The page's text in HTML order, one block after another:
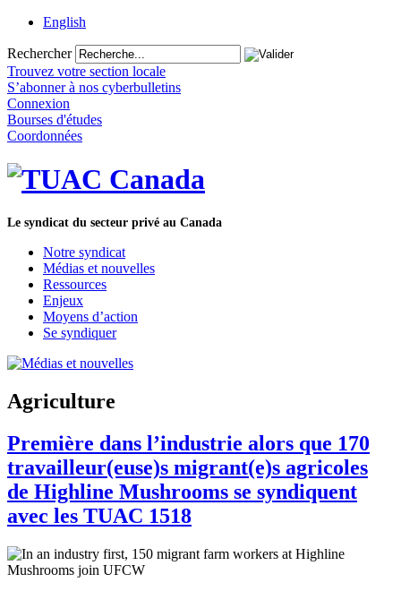
English
Rechercher
Trouvez votre section locale
S’abonner à nos cyberbulletins
Connexion
Bourses d'études
Coordonnées
Le syndicat du secteur privé au Canada
Notre syndicat
Médias et nouvelles
Ressources
Enjeux
Moyens d’action
Se syndiquer
Agriculture
Première dans l’industrie alors que 170
travailleur(euse)s migrant(e)s agricoles
de Highline Mushrooms se syndiquent
avec les TUAC 1518